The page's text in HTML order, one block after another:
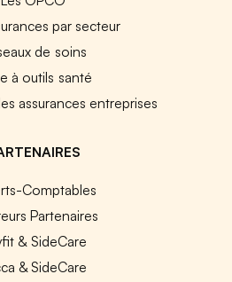
par secteur
de soins
à outils santé
assurances entreprises
Comptables
Partenaires
& SideCare
& SideCare